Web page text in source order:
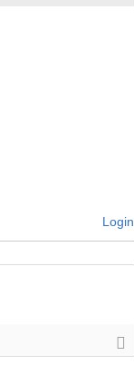
Login